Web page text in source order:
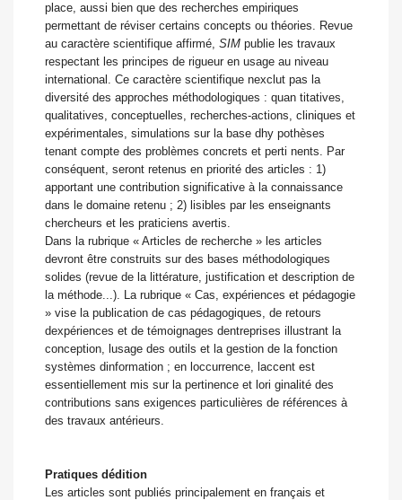
place, aussi bien que des recherches empiriques
permettant de réviser certains concepts ou théories. Revue
au caractère scientifique affirmé, SIM publie les travaux
respectant les principes de rigueur en usage au niveau
international. Ce caractère scientifique nexclut pas la
diversité des approches méthodologiques : quan titatives,
qualitatives, conceptuelles, recherches-actions, cliniques et
expérimentales, simulations sur la base dhy pothèses
tenant compte des problèmes concrets et perti nents. Par
conséquent, seront retenus en priorité des articles : 1)
apportant une contribution significative à la connaissance
dans le domaine retenu ; 2) lisibles par les enseignants
chercheurs et les praticiens avertis.
Dans la rubrique « Articles de recherche » les articles
devront être construits sur des bases méthodologiques
solides (revue de la littérature, justification et description de
la méthode...). La rubrique « Cas, expériences et pédagogie
» vise la publication de cas pédagogiques, de retours
dexpériences et de témoignages dentreprises illustrant la
conception, lusage des outils et la gestion de la fonction
systèmes dinformation ; en loccurrence, laccent est
essentiellement mis sur la pertinence et lori ginalité des
contributions sans exigences particulières de références à
des travaux antérieurs.
Pratiques dédition
Les articles sont publiés principalement en français et